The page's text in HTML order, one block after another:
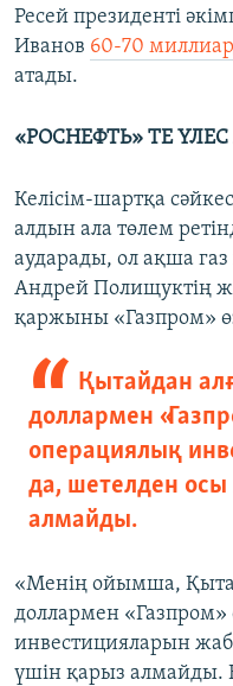
Ресей президенті
Иванов 60-70
атады.
«РОСНЕФТЬ» ТЕ
Келісім-шартқа
алдын ала төлем
аударады, ол ақша
Андрей Полищуктің
қаржыны «Газпром»
Қытайдан
доллармен
операциялық
да, шетелден
алмайды.
«Менің ойымша,
доллармен «Газпром»
инвестицияларын
үшін қарыз алмайды.